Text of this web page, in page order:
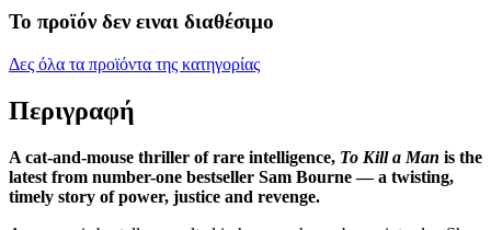
Το προϊόν δεν ειναι διαθέσιμο
Δες όλα τα προϊόντα της κατηγορίας
Περιγραφή
A cat-and-mouse thriller of rare intelligence, To Kill a Man is the
latest from number-one bestseller Sam Bourne — a twisting,
timely story of power, justice and revenge.